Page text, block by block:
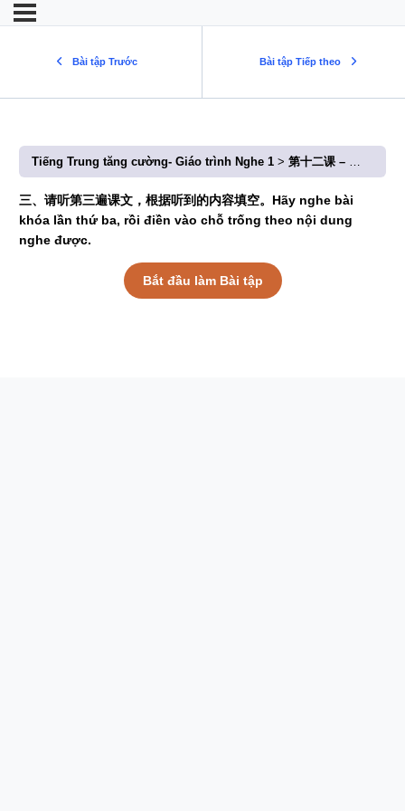
Bài tập Trước Bài tập Tiếp theo
Tiếng Trung tăng cường- Giáo trình Nghe 1 第十二课 – 我要去成都开会 (Bài 12: Tôi sẽ đi họp ở Thành Đô)
三、请听第三遍课文，根据听到的内容填空。Hãy nghe bài
khóa lần thứ ba, rồi điền vào chỗ trống theo nội dung
nghe được.